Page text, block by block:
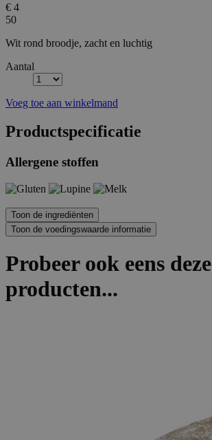
€ 4
50
Wit rond broodje, zacht en luchtig
Aantal
Voeg toe aan winkelmand
Productspecificatie
Allergene stoffen
Probeer ook eens deze
producten...